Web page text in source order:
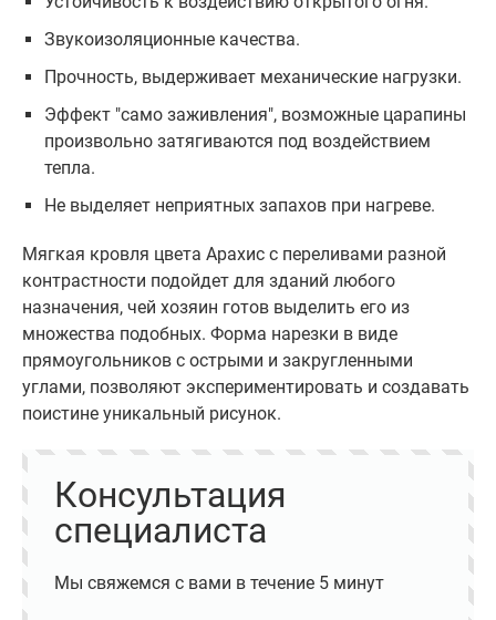
Звукоизоляционные качества.
Прочность, выдерживает механические нагрузки.
Эффект "само заживления", возможные царапины
произвольно затягиваются под воздействием
тепла.
Не выделяет неприятных запахов при нагреве.
Мягкая кровля цвета Арахис с переливами разной
контрастности подойдет для зданий любого
назначения, чей хозяин готов выделить его из
множества подобных. Форма нарезки в виде
прямоугольников с острыми и закругленными
углами, позволяют экспериментировать и создавать
поистине уникальный рисунок.
Консультация
специалиста
Мы свяжемся с вами в течение 5 минут